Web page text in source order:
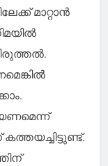
മാറ്റാൻ